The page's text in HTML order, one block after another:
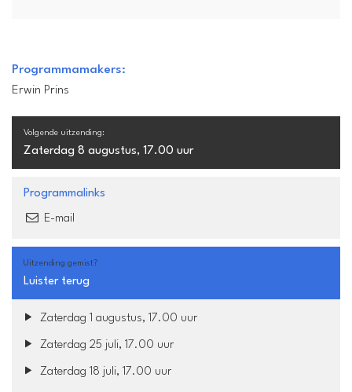
Programmamakers:
Erwin Prins
Volgende uitzending:
Zaterdag 8 augustus, 17.00 uur
Programmalinks
E-mail
Uitzending gemist?
Luister terug
Zaterdag 1 augustus, 17.00 uur
Zaterdag 25 juli, 17.00 uur
Zaterdag 18 juli, 17.00 uur